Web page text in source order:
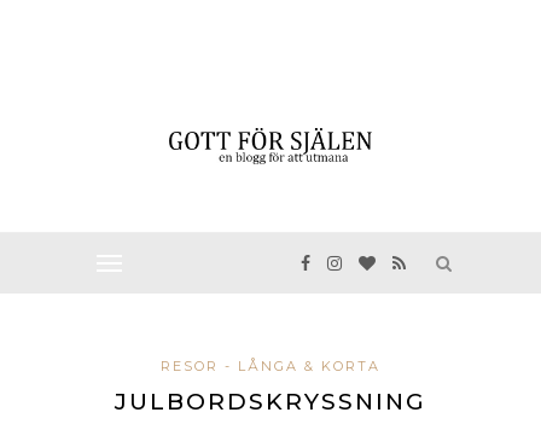
RESOR - LÅNGA & KORTA
JULBORDSKRYSSNING